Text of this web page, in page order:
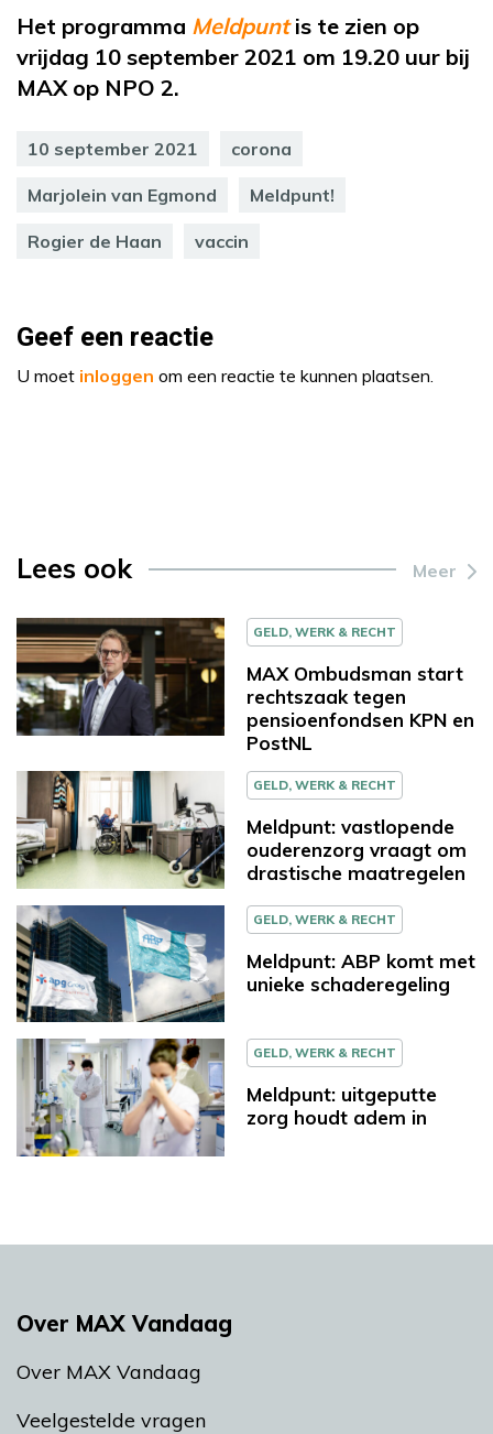
Het programma Meldpunt is te zien op
vrijdag 10 september 2021 om 19.20 uur bij
MAX op NPO 2.
10 september 2021 corona
Marjolein van Egmond Meldpunt!
Rogier de Haan vaccin
Geef een reactie
U moet inloggen om een reactie te kunnen plaatsen.
Lees ook Meer
GELD, WERK & RECHT
MAX Ombudsman start
rechtszaak tegen
pensioenfondsen KPN en
PostNL
GELD, WERK & RECHT
Meldpunt: vastlopende
ouderenzorg vraagt om
drastische maatregelen
GELD, WERK & RECHT
Meldpunt: ABP komt met
unieke schaderegeling
GELD, WERK & RECHT
Meldpunt: uitgeputte
zorg houdt adem in
Over MAX Vandaag
Over MAX Vandaag
Veelgestelde vragen